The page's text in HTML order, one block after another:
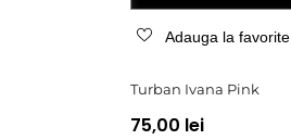
Adauga la favorite
Turban Ivana Pink
75,00 lei